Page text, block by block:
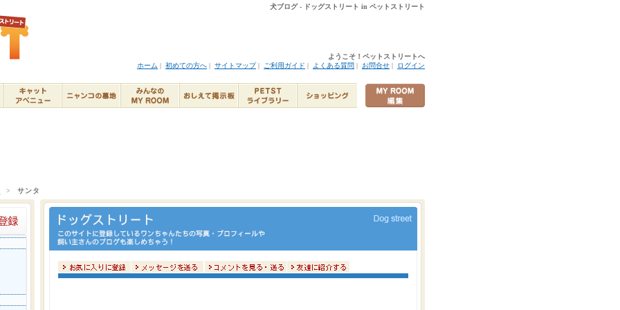
犬ブログ - ドッグストリート in ペットストリート
ようこそ！ペットストリートへ
ホーム | 初めての方へ | サイトマップ| ご利用ガイド | よくある質問 | お問合せ | ログイン
> サンタ